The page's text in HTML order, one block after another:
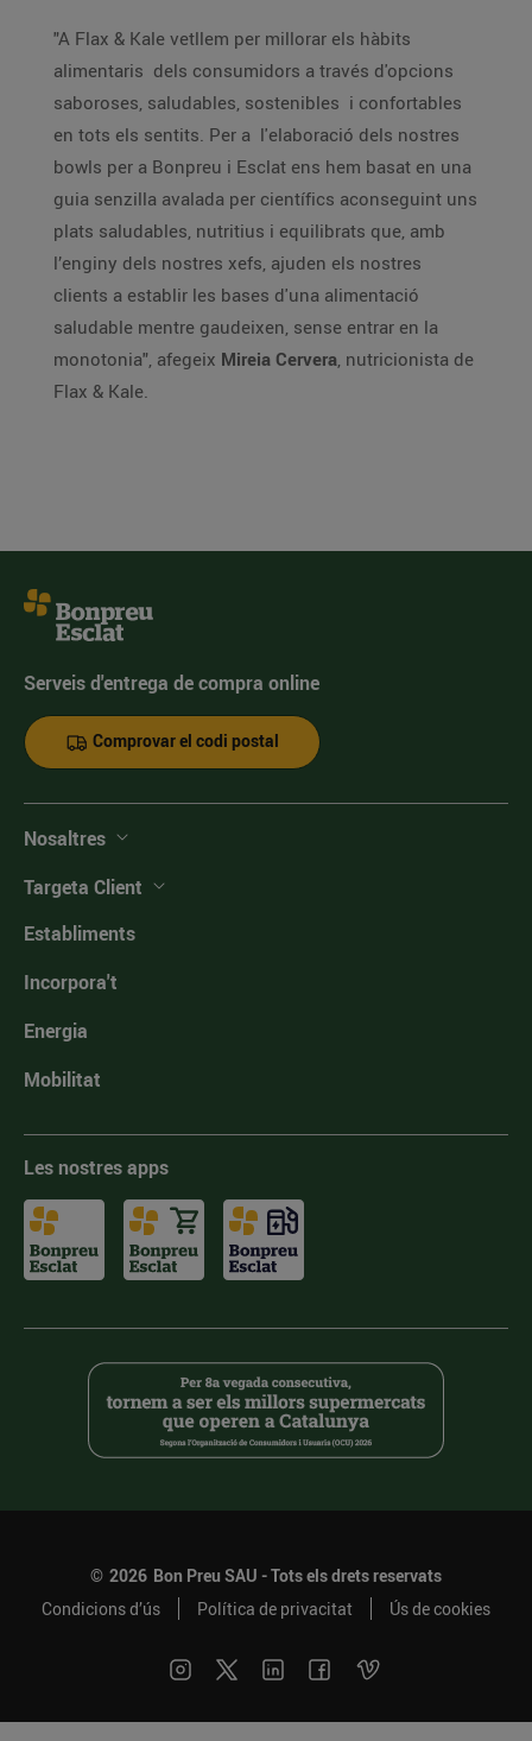
"A Flax & Kale vetllem per millorar els hàbits
alimentaris dels consumidors a través d'opcions
saboroses, saludables, sostenibles i confortables
en tots els sentits. Per a l'elaboració dels nostres
bowls per a Bonpreu i Esclat ens hem basat en una
guia senzilla avalada per científics aconseguint uns
plats saludables, nutritius i equilibrats que, amb
l’enginy dels nostres xefs, ajuden els nostres
clients a establir les bases d'una alimentació
saludable mentre gaudeixen, sense entrar en la
monotonia", afegeix Mireia Cervera, nutricionista de
Flax & Kale.
Serveis d'entrega de compra online
Comprovar el codi postal
Nosaltres
Targeta Client
Establiments
Incorpora't
Energia
Mobilitat
Les nostres apps
© 2026 Bon Preu SAU - Tots els drets reservats
Condicions d’ús
Política de privacitat Ús de cookies